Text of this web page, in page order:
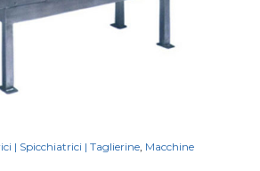
| Spicchiatrici | Taglierine, Macchine